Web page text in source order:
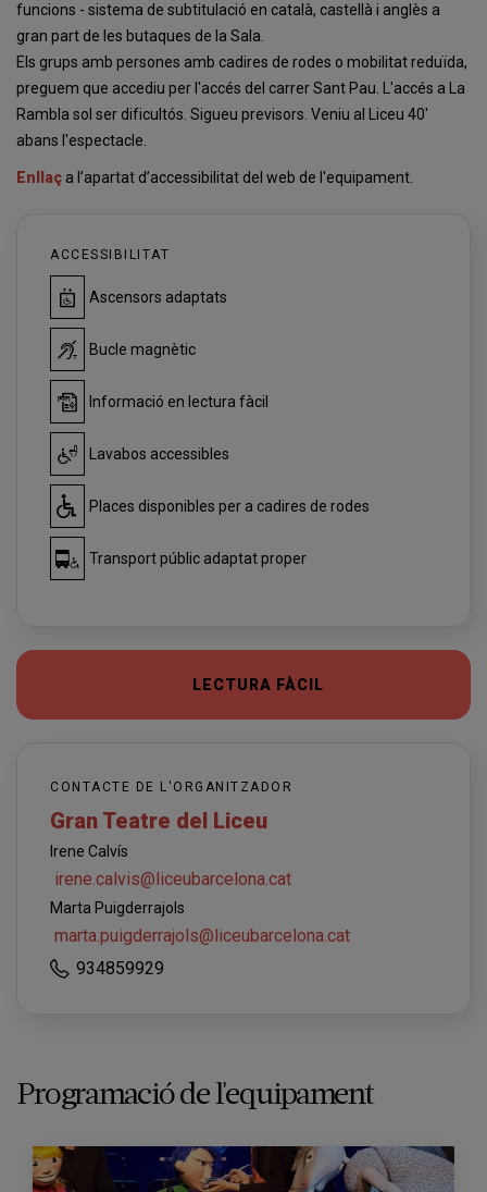
funcions - sistema de subtitulació en català, castellà i anglès a
gran part de les butaques de la Sala.
Els grups amb persones amb cadires de rodes o mobilitat reduïda,
preguem que accediu per l'accés del carrer Sant Pau. L'accés a La
Rambla sol ser dificultós. Sigueu previsors. Veniu al Liceu 40'
abans l'espectacle.
Enllaç a l’apartat d’accessibilitat del web de l'equipament.
ACCESSIBILITAT
Ascensors adaptats
Bucle magnètic
Informació en lectura fàcil
Lavabos accessibles
Places disponibles per a cadires de rodes
Transport públic adaptat proper
LECTURA FÀCIL
CONTACTE DE L'ORGANITZADOR
Gran Teatre del Liceu
Irene Calvís
irene.calvis@liceubarcelona.cat
Marta Puigderrajols
marta.puigderrajols@liceubarcelona.cat
934859929
Programació de l'equipament